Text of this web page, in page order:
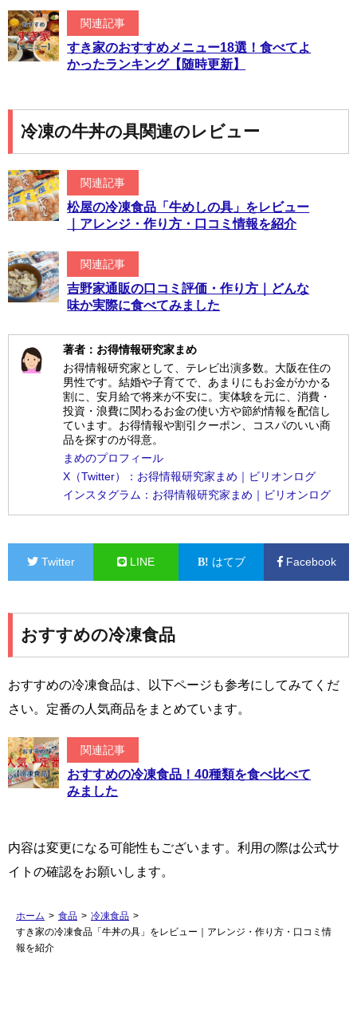
関連記事
すき家のおすすめメニュー18選！食べてよ
かったランキング【随時更新】
冷凍の牛丼の具関連のレビュー
関連記事
松屋の冷凍食品「牛めしの具」をレビュー
｜アレンジ・作り方・口コミ情報を紹介
関連記事
吉野家通販の口コミ評価・作り方｜どんな
味か実際に食べてみました
著者：お得情報研究家まめ
お得情報研究家として、テレビ出演多数。大阪在住の
男性です。結婚や子育てで、あまりにもお金がかかる
割に、安月給で将来が不安に。実体験を元に、消費・
投資・浪費に関わるお金の使い方や節約情報を配信し
ています。お得情報や割引クーポン、コスパのいい商
品を探すのが得意。
まめのプロフィール
X（Twitter）：お得情報研究家まめ｜ビリオンログ
インスタグラム：お得情報研究家まめ｜ビリオンログ
Twitter LINE はてブ Facebook
おすすめの冷凍食品
おすすめの冷凍食品は、以下ページも参考にしてみてくだ
さい。定番の人気商品をまとめています。
関連記事
おすすめの冷凍食品！40種類を食べ比べて
みました
内容は変更になる可能性もございます。利用の際は公式サ
イトの確認をお願いします。
ホーム > 食品 > 冷凍食品 >
すき家の冷凍食品「牛丼の具」をレビュー｜アレンジ・作り方・口コミ情
報を紹介